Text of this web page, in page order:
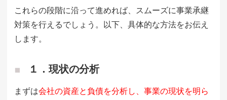
これらの段階に沿って進めれば、スムーズに事業承継
対策を行えるでしょう。以下、具体的な方法をお伝え
します。
１．現状の分析
まずは会社の資産と負債を分析し、事業の現状を明ら